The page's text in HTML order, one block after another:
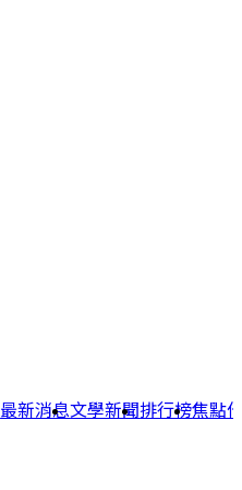
最新消息文學新聞排行榜焦點